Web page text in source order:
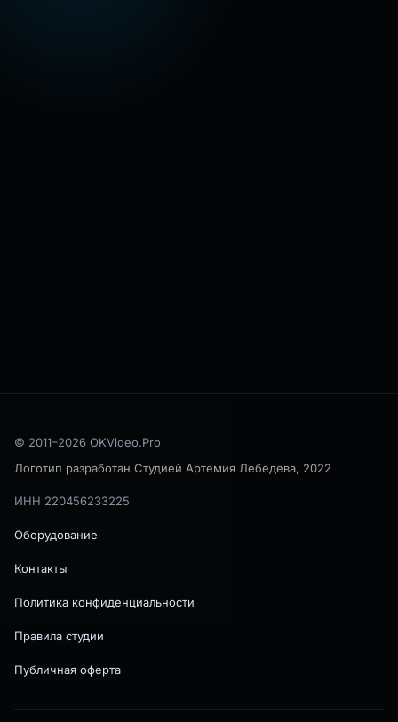
© 2011–2026 OKVideo.Pro
Логотип разработан Студией Артемия Лебедева, 2022
ИНН 220456233225
Оборудование
Контакты
Политика конфиденциальности
Правила студии
Публичная оферта